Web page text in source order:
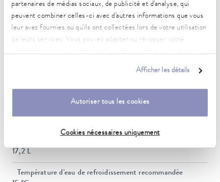
partenaires de médias sociaux, de publicité et d'analyse, qui
peuvent combiner celles-ci avec d'autres informations que vous
leur avez fournies ou qu'ils ont collectées lors de votre utilisation
de leurs services. Vous pouvez adapter ou révoquer votre
Afficher les détails
Autoriser tous les cookies
Cookies nécessaires uniquement
Pompe Débit max. (pression)
65 L/min
M30 x 1,5
3/4″
17,2 L
Température d'eau de refroidissement recommandée